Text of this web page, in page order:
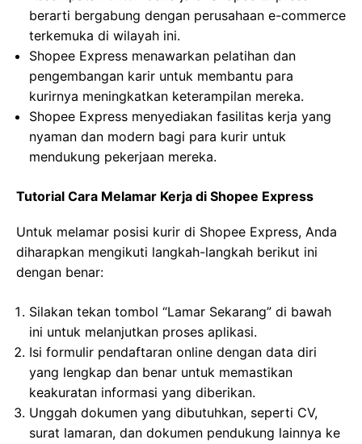
berarti bergabung dengan perusahaan e-commerce
terkemuka di wilayah ini.
Shopee Express menawarkan pelatihan dan
pengembangan karir untuk membantu para
kurirnya meningkatkan keterampilan mereka.
Shopee Express menyediakan fasilitas kerja yang
nyaman dan modern bagi para kurir untuk
mendukung pekerjaan mereka.
Tutorial Cara Melamar Kerja di Shopee Express
Untuk melamar posisi kurir di Shopee Express, Anda
diharapkan mengikuti langkah-langkah berikut ini
dengan benar:
Silakan tekan tombol “Lamar Sekarang” di bawah
ini untuk melanjutkan proses aplikasi.
Isi formulir pendaftaran online dengan data diri
yang lengkap dan benar untuk memastikan
keakuratan informasi yang diberikan.
Unggah dokumen yang dibutuhkan, seperti CV,
surat lamaran, dan dokumen pendukung lainnya ke